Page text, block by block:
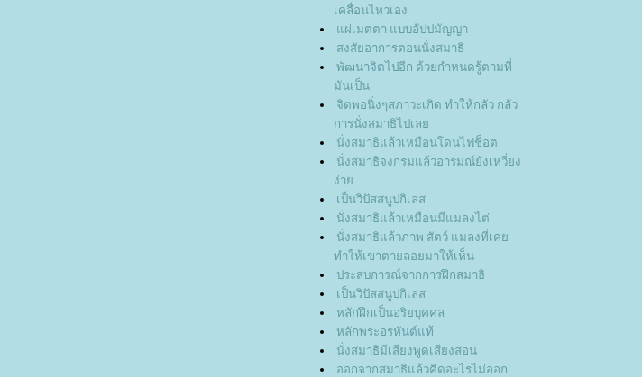
เคลื่อนไหวเอง
ผ่เมตตา แบบอัปปมัญญา
สงสัยอาการตอนนั่งสมาธิ
พัฒนาจิตไปอีก ด้วยกำหนดรู้ตามที่
มันเป็น
จิตพอนิ่งๆสภาวะเกิด ทำให้กลัว กลัว
การนั่งสมาธิไปเล
นั่งสมาธิแล้วเหมือนโดนไฟช็อต
นั่งสมาธิจงกรมแล้วอารมณ์ยังเหวี่ยง
ง่า
เป็นวิปัสสนูปกิเลส
นั่งสมาธิแล้วเหมือนมีแมลงไต่
นั่งสมาธิแล้วภาพ สัตว์ แมลงที่เค
ทำให้เขาตายลอยมาให้เห็น
ประสบการณ์จากการฝึกสมาธิ
เป็นวิปัสสนูปกิเลส
หลักฝึกเป็นอริยบุคคล
หลักพระอรหันต์แท้
นั่งสมาธิมีเสียงพูดเสียงสอน
ออกจากสมาธิแล้วคิดอะไรไม่ออก